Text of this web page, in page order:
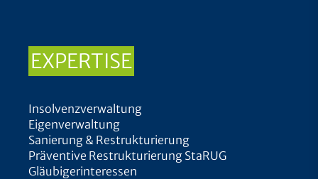
EXPERTISE
Insolvenzverwaltung
Eigenverwaltung
Sanierung & Restrukturierung
Präventive Restrukturierung StaRUG
Gläubigerinteressen